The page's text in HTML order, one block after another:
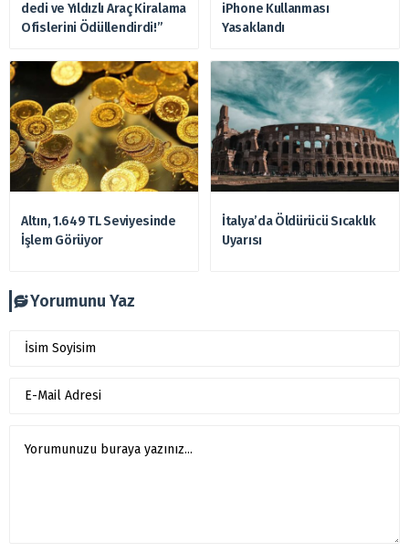
dedi ve Yıldızlı Araç Kiralama
Ofislerini Ödüllendirdi!”
iPhone Kullanması
Yasaklandı
Altın, 1.649 TL Seviyesinde
İşlem Görüyor
İtalya’da Öldürücü Sıcaklık
Uyarısı
Yorumunu Yaz